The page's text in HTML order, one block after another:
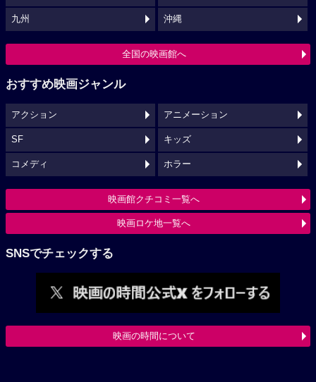
九州 沖縄
全国の映画館へ
おすすめ映画ジャンル
アクション アニメーション
SF キッズ
コメディ ホラー
映画館クチコミ一覧へ
映画ロケ地一覧へ
SNSでチェックする
映画の時間について